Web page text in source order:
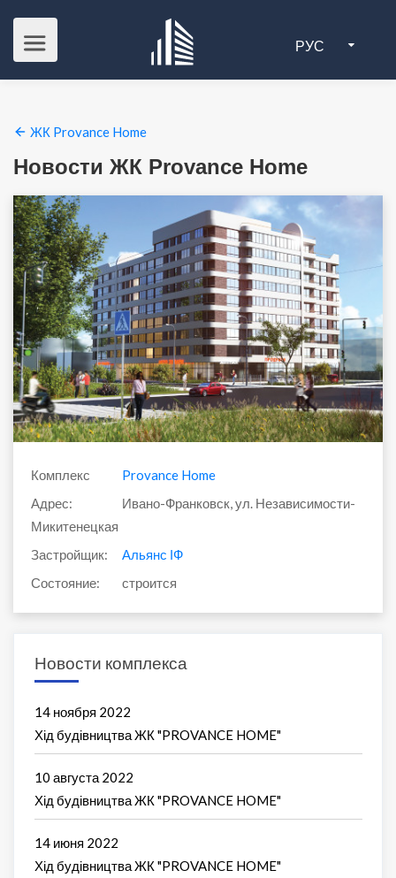
РУС
ЖК Provance Home
Новости ЖК Provance Home
Комплекс
Provance Home
Адрес:
Ивано-Франковск, ул. Независимости-
Микитенецкая
Застройщик:
Альянс ІФ
Состояние:
строится
Новости комплекса
14 ноября 2022
Хід будівництва ЖК "PROVANCE HOME"
10 августа 2022
Хід будівництва ЖК "PROVANCE HOME"
14 июня 2022
Хід будівництва ЖК "PROVANCE HOME"